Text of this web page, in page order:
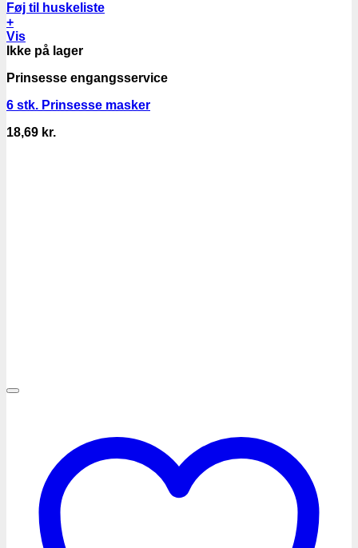
Føj til huskeliste
+
Vis
Ikke på lager
Prinsesse engangsservice
6 stk. Prinsesse masker
18,69 kr.